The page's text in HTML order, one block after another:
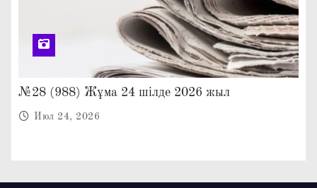
№28 (988) Жұма 24 шілде 2026 жыл
Июл 24, 2026